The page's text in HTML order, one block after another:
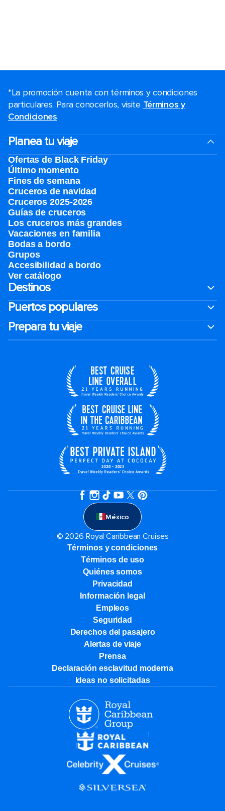
*La promoción cuenta con términos y condiciones
particulares. Para conocerlos, visite Términos y
Condiciones.
Planea tu viaje
Ofertas de Black Friday
Último momento
Fines de semana
Cruceros de navidad
Cruceros 2025-2026
Guías de cruceros
Los cruceros más grandes
Vacaciones en familia
Bodas a bordo
Grupos
Accesibilidad a bordo
Ver catálogo
Destinos
Puertos populares
Prepara tu viaje
México
© 2026 Royal Caribbean Cruises
Términos y condiciones
Términos de uso
Quiénes somos
Privacidad
Información legal
Empleos
Seguridad
Derechos del pasajero
Alertas de viaje
Prensa
Declaración esclavitud moderna
Ideas no solicitadas